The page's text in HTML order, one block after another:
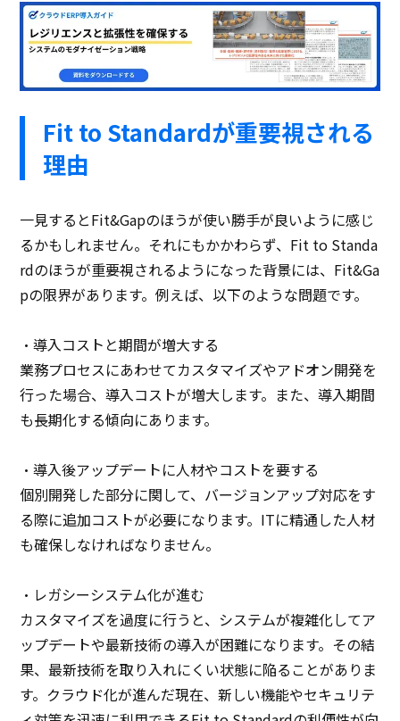
Fit to Standardが重要視される
理由
一見するとFit&Gapのほうが使い勝手が良いように感じ
るかもしれません。それにもかかわらず、Fit to Standa
rdのほうが重要視されるようになった背景には、Fit&Ga
pの限界があります。例えば、以下のような問題です。
・導入コストと期間が増大する
業務プロセスにあわせてカスタマイズやアドオン開発を
行った場合、導入コストが増大します。また、導入期間
も長期化する傾向にあります。
・導入後アップデートに人材やコストを要する
個別開発した部分に関して、バージョンアップ対応をす
る際に追加コストが必要になります。ITに精通した人材
も確保しなければなりません。
・レガシーシステム化が進む
カスタマイズを過度に行うと、システムが複雑化してア
ップデートや最新技術の導入が困難になります。その結
果、最新技術を取り入れにくい状態に陥ることがありま
す。クラウド化が進んだ現在、新しい機能やセキュリテ